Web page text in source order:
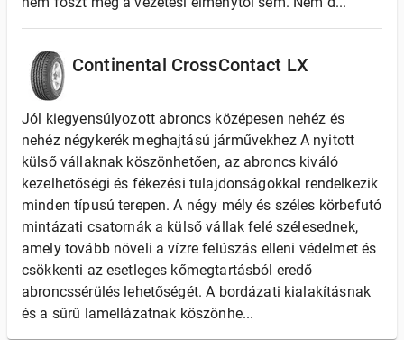
Continental CrossContact LX
Jól kiegyensúlyozott abroncs középesen nehéz és
nehéz négykerék meghajtású járművekhez A nyitott
külső vállaknak köszönhetően, az abroncs kiváló
kezelhetőségi és fékezési tulajdonságokkal rendelkezik
minden típusú terepen. A négy mély és széles körbefutó
mintázati csatornák a külső vállak felé szélesednek,
amely tovább növeli a vízre felúszás elleni védelmet és
csökkenti az esetleges kőmegtartásból eredő
abroncssérülés lehetőségét. A bordázati kialakításnak
és a sűrű lamellázatnak köszönhe...